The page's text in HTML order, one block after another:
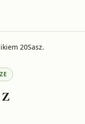
20Sasz.